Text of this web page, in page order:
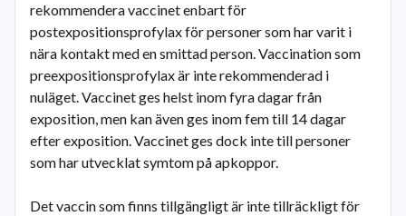
rekommendera vaccinet enbart för
postexpositionsprofylax för personer som har varit i
nära kontakt med en smittad person. Vaccination som
preexpositionsprofylax är inte rekommenderad i
nuläget. Vaccinet ges helst inom fyra dagar från
exposition, men kan även ges inom fem till 14 dagar
efter exposition. Vaccinet ges dock inte till personer
som har utvecklat symtom på apkoppor.
Det vaccin som finns tillgängligt är inte tillräckligt för